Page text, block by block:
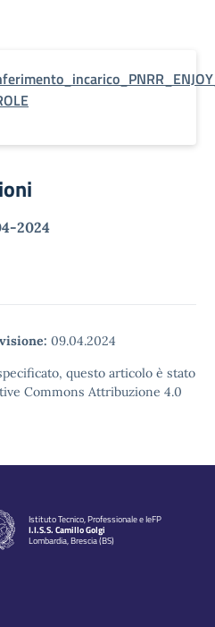
2024
09.04.2024
questo articolo è stato
Commons Attribuzione 4.0
Istituto Tecnico, Professionale e IeFP
I.I.S.S. Camillo Golgi
Lombardia, Brescia (BS)